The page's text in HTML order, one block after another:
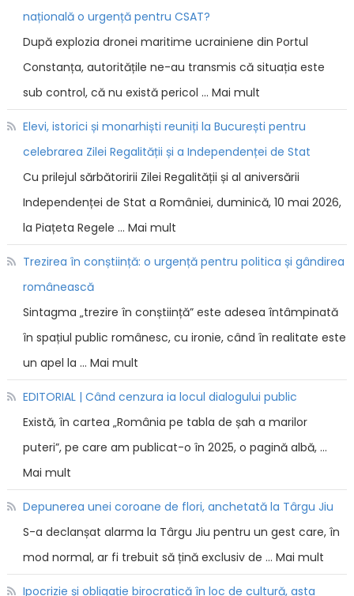
națională o urgență pentru CSAT?
După explozia dronei maritime ucrainiene din Portul
Constanța, autoritățile ne-au transmis că situația este
sub control, că nu există pericol … Mai mult
Elevi, istorici și monarhiști reuniți la București pentru
celebrarea Zilei Regalității și a Independenței de Stat
Cu prilejul sărbătoririi Zilei Regalității și al aniversării
Independenței de Stat a României, duminică, 10 mai 2026,
la Piațeta Regele … Mai mult
Trezirea în conștiință: o urgență pentru politica și gândirea
românească
Sintagma „trezire în conștiință” este adesea întâmpinată
în spațiul public românesc, cu ironie, când în realitate este
un apel la … Mai mult
EDITORIAL | Când cenzura ia locul dialogului public
Există, în cartea „România pe tabla de șah a marilor
puteri”, pe care am publicat-o în 2025, o pagină albă, …
Mai mult
Depunerea unei coroane de flori, anchetată la Târgu Jiu
S-a declanșat alarma la Târgu Jiu pentru un gest care, în
mod normal, ar fi trebuit să țină exclusiv de … Mai mult
Ipocrizie și obligație birocratică în loc de cultură, asta